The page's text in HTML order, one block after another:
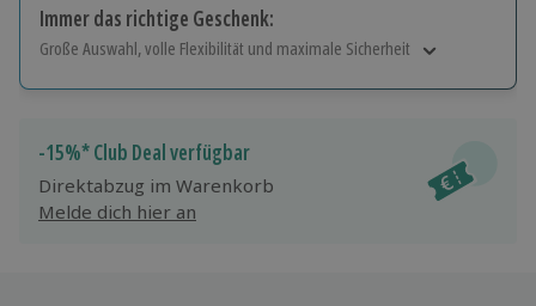
Immer das richtige Geschenk:
Große Auswahl, volle Flexibilität und maximale Sicherheit
Jeder Gutschein für alle Erlebnisse einlösbar.
Maximale Sicherheit
10 Jahre gültig & verlängerbar.
-15%* Club Deal verfügbar
Direktabzug im Warenkorb
Melde dich hier an